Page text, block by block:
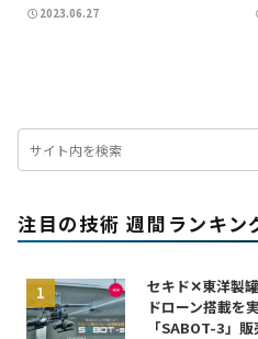
2023.06.27
注目の技術 週間ランキン
セキド✕東洋製罐
ドローン搭載を
「SABOT-3」販